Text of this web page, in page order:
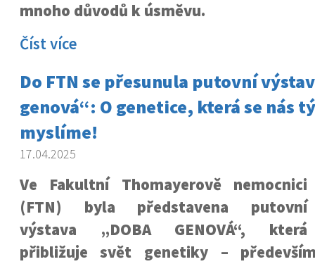
mnoho důvodů k úsměvu.
Číst více
Do FTN se přesunula putovní
genová“: O genetice, která se nás
myslíme!
17.04.2025
Ve Fakultní Thomayerově nemocnici
(FTN) byla představena putovní
výstava „DOBA GENOVÁ“, která
přibližuje svět genetiky –